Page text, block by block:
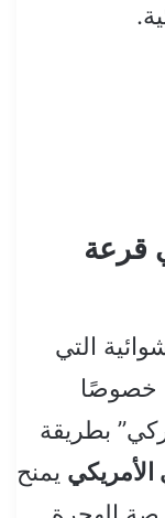
قرعة
التي
خصوصًا
بطريقة
الأمريكي يمنح